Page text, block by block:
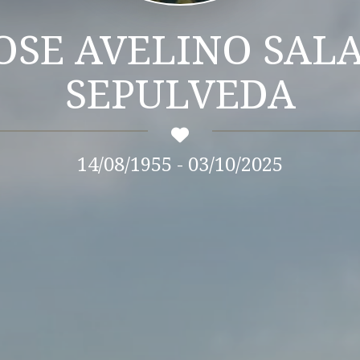
AVELINO
SEPULVEDA
14/08/1955 - 03/10/2025